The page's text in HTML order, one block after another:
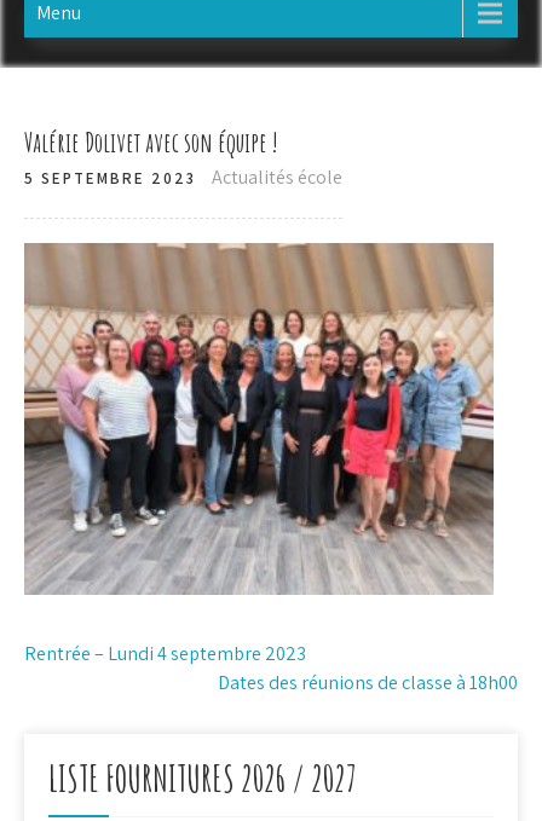
Menu
Valérie Dolivet avec son équipe !
5 SEPTEMBRE 2023 Actualités école
Navigation
l’article
Rentrée – Lundi 4 septembre 2023
Dates des réunions de classe à 18h00
LISTE FOURNITURES 2026 / 2027